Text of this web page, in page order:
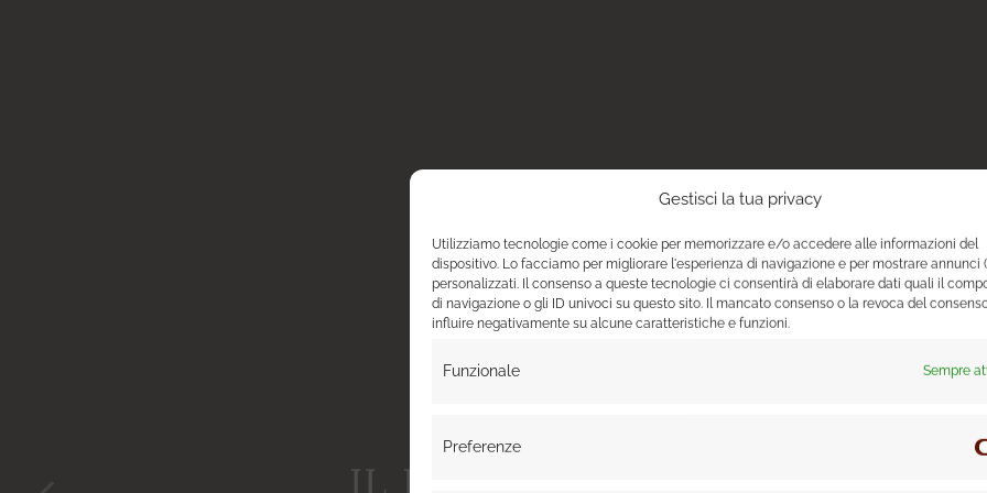
Gestisci la tua privacy
Utilizziamo tecnologie come i cookie per memorizzare e/o accedere alle informazioni del
dispositivo. Lo facciamo per migliorare l'esperienza di navigazione e per mostrare annunci
personalizzati. Il consenso a queste tecnologie ci consentirà di elaborare dati quali il
di navigazione o gli ID univoci su questo sito. Il mancato consenso o la revoca del
influire negativamente su alcune caratteristiche e funzioni.
Funzionale Sempre
Preferenze